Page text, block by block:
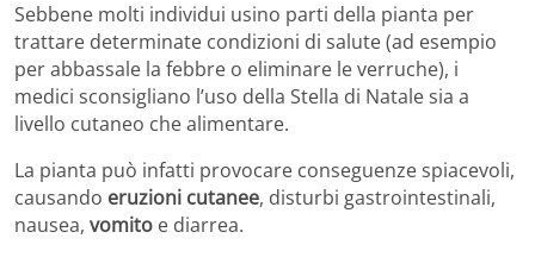
Sebbene molti individui usino parti della pianta per
trattare determinate condizioni di salute (ad esempio
per abbassale la febbre o eliminare le verruche), i
medici sconsigliano l’uso della Stella di Natale sia a
livello cutaneo che alimentare.
La pianta può infatti provocare conseguenze spiacevoli,
causando eruzioni cutanee, disturbi gastrointestinali,
nausea, vomito e diarrea.